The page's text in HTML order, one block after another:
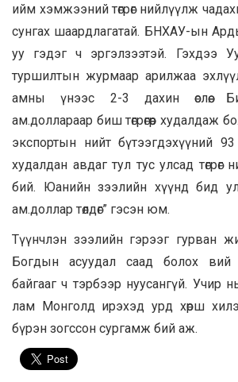
ийм хэмжээний төгрөг нийлүүлж
сунгах шаардлагатай. БНХАУ-ын
уу гэдэг ч эргэлзээтэй. Гэхдээ
туршилтын журмаар арилжаа
амны үнээс 2-3 дахин өслөө.
ам.доллараар биш төгрөгөөр худалдаж
экспортын нийт бүтээгдэхүүний
худалдан авдаг тул тус улсад
бий. Юанийн зээлийн хүүнд бид
ам.доллар төлдөг” гэсэн юм.
Түүнчлэн зээлийн гэрээг гурван
Богдын асуудал саад болох вий
байгааг ч тэрбээр нуусангүй. Учир
лам Монголд ирэхэд урд хөрш
бүрэн зогссон сургамж бий аж.